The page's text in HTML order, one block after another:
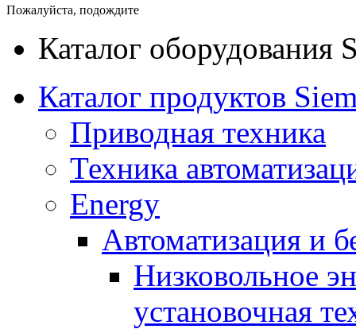
Пожалуйста, подождите
Каталог оборудования
Каталог продуктов
Приводная техника
Техника
Energy
Автоматизация и
Низковольное
установочная